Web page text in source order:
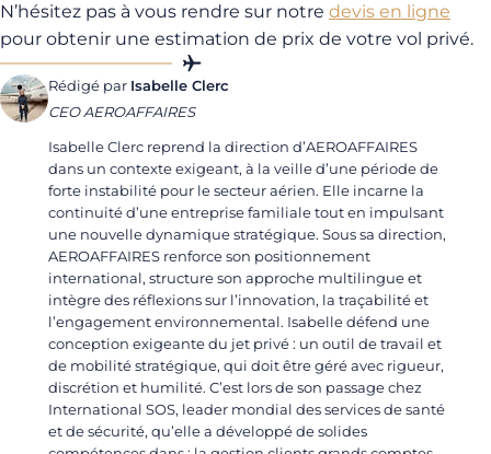
N’hésitez pas à vous rendre sur notre devis en ligne
pour obtenir une estimation de prix de votre vol privé.
Rédigé par Isabelle Clerc
CEO AEROAFFAIRES
Isabelle Clerc reprend la direction d’AEROAFFAIRES
dans un contexte exigeant, à la veille d’une période de
forte instabilité pour le secteur aérien. Elle incarne la
continuité d’une entreprise familiale tout en impulsant
une nouvelle dynamique stratégique. Sous sa direction,
AEROAFFAIRES renforce son positionnement
international, structure son approche multilingue et
intègre des réflexions sur l’innovation, la traçabilité et
l’engagement environnemental. Isabelle défend une
conception exigeante du jet privé : un outil de travail et
de mobilité stratégique, qui doit être géré avec rigueur,
discrétion et humilité. C’est lors de son passage chez
International SOS, leader mondial des services de santé
et de sécurité, qu’elle a développé de solides